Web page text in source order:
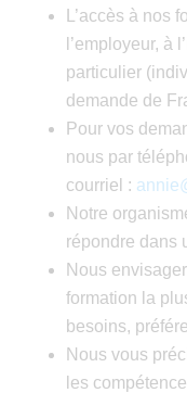
L’accès à nos
l’employeur, à
particulier
demande de
Pour vos
nous par
courriel :
Notre
répondre dans
Nous
formation la
besoins,
Nous vous
les